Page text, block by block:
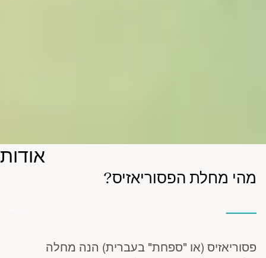
אודות
מהי מחלת הפסוריאזיס?
פסוריאזיס (או "ספחת" בעברית) הנה מחלה